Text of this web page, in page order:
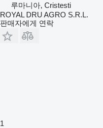
루마니아, Cristesti
ROYAL DRU AGRO S.R.L.
판매자에게 연락
1